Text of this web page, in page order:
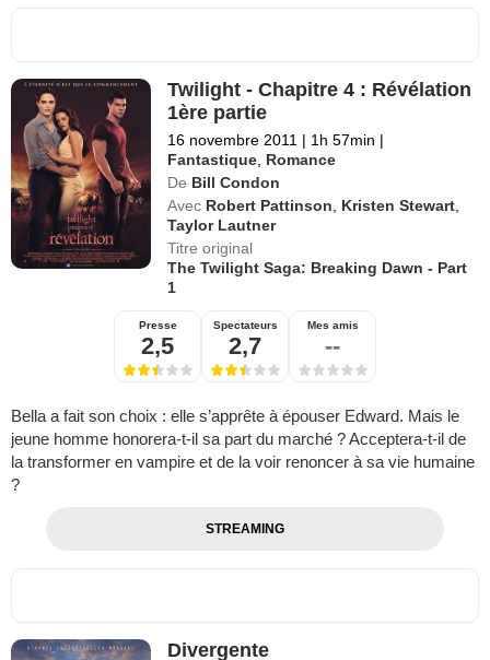
Twilight - Chapitre 4 : Révélation
1ère partie
16 novembre 2011 | 1h 57min |
Fantastique Romance
De Bill Condon
Avec Robert Pattinson Kristen Stewart
Taylor Lautner
Titre original
The Twilight Saga: Breaking Dawn - Part
1
Presse
2,5
Spectateurs
2,7
Mes amis
--
Bella a fait son choix : elle s’apprête à épouser Edward. Mais le
jeune homme honorera-t-il sa part du marché ? Acceptera-t-il de
la transformer en vampire et de la voir renoncer à sa vie humaine
?
STREAMING
Divergente